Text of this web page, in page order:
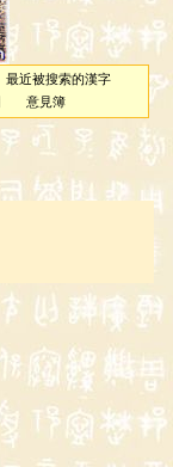
最近被搜索的漢字
意見簿